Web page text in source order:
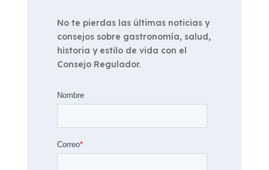
No te pierdas las últimas noticias y
consejos sobre gastronomía, salud,
historia y estilo de vida con el
Consejo Regulador.